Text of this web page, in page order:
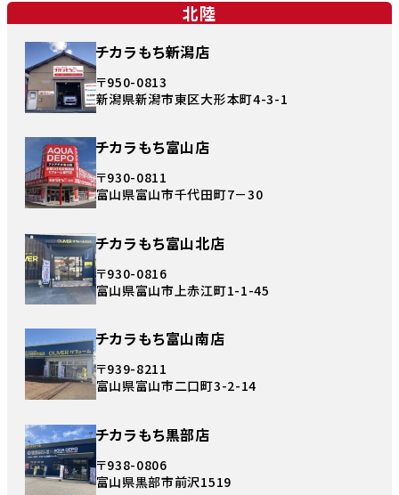
北陸
チカラもち新潟店
〒950-0813
新潟県新潟市東区大形本町4-3-1
チカラもち富山店
〒930-0811
富山県富山市千代田町7－30
チカラもち富山北店
〒930-0816
富山県富山市上赤江町1-1-45
チカラもち富山南店
〒939-8211
富山県富山市二口町3-2-14
チカラもち黒部店
〒938-0806
富山県黒部市前沢1519